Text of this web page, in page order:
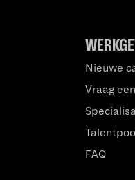
Nieuwe
Vraag
FAQ